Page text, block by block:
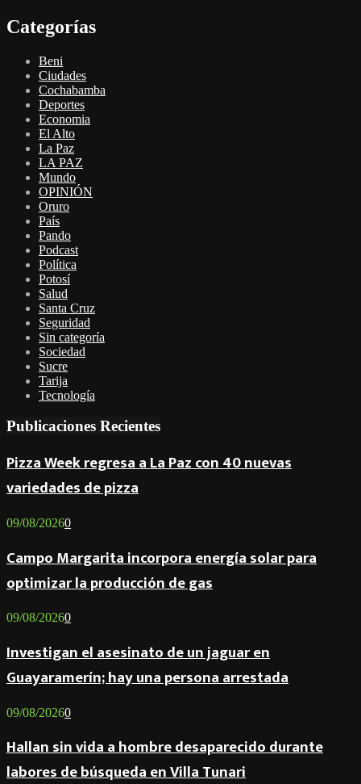
Categorías
Beni
Ciudades
Cochabamba
Deportes
Economia
El Alto
La Paz
LA PAZ
Mundo
OPINIÓN
Oruro
País
Pando
Podcast
Política
Potosí
Salud
Santa Cruz
Seguridad
Sin categoría
Sociedad
Sucre
Tarija
Tecnología
Publicaciones Recientes
Pizza Week regresa a La Paz con 40 nuevas
variedades de pizza
09/08/20260
Campo Margarita incorpora energía solar para
optimizar la producción de gas
09/08/20260
Investigan el asesinato de un jaguar en
Guayaramerín; hay una persona arrestada
09/08/20260
Hallan sin vida a hombre desaparecido durante
labores de búsqueda en Villa Tunari